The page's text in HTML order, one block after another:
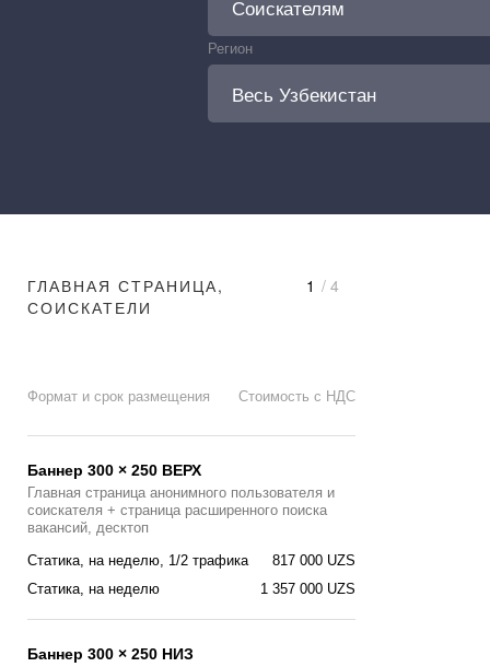
Регион
1 / 4
ГЛАВНАЯ СТРАНИЦА,
СОИСКАТЕЛИ
Формат и срок размещения Стоимость с НДС
Баннер 300 × 250 ВЕРХ
Главная страница анонимного пользователя и
соискателя + страница расширенного поиска
вакансий, десктоп
817 000 UZS
Статика, на неделю, 1/2 трафика
1 357 000 UZS
Статика, на неделю
Баннер 300 × 250 НИЗ